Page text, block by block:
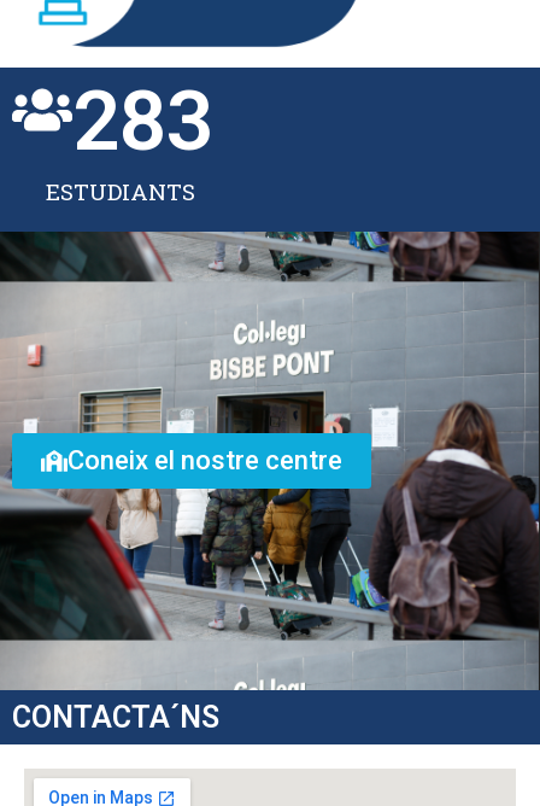
ESTUDIANTS
283
Coneix el nostre centre
CONTACTA´NS